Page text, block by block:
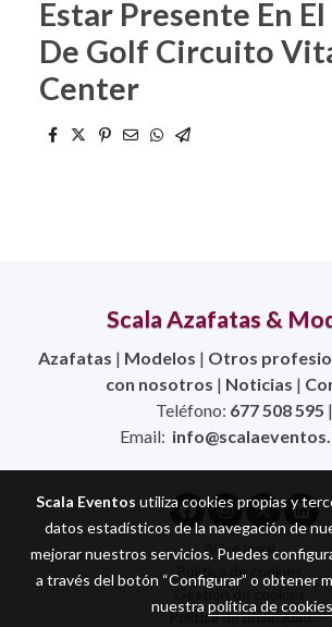
Estar Presente En
De Golf Circuito
Center
Scala Azafatas &
Azafatas | Modelos | Otros
con nosotros | Noticias |
Teléfono: 677 508 595 |
Email:
Aviso legal
Política de cookies
Gestión de cookies
Política de privacidad
Scala Eventos utiliza cookies propias y
datos estadísticos de la navegación de
mejorar nuestros servicios. Puedes
a través del botón “Configurar” o obtener
nuestra política de cookies